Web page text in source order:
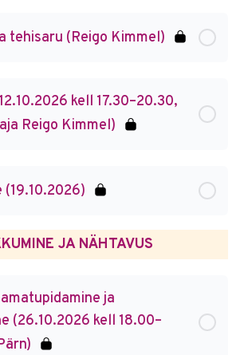
tehisaru (Reigo Kimmel)
kell 17.30–20.30,
Reigo Kimmel)
JA NÄHTAVUS
ja
(26.10.2026 kell 18.00–